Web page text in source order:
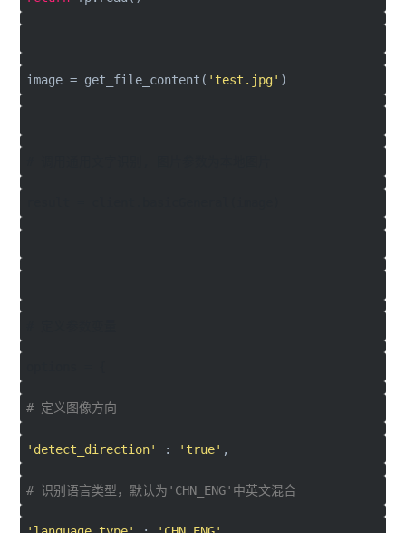
image = get_file_content( 'test.jpg' )
# 定义图像方向
'detect_direction' : 'true' ,
# 识别语言类型，默认为'CHN_ENG'中英文混合